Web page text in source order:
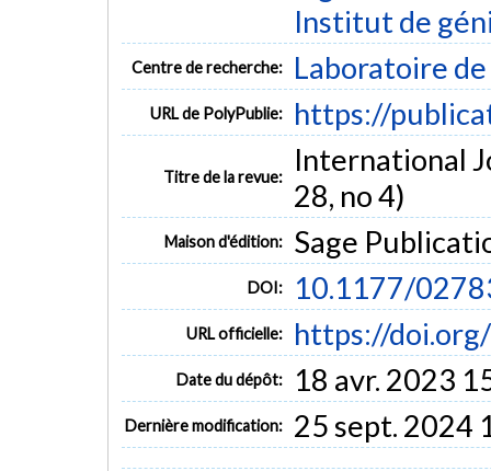
Institut de
Centre de recherche: Laboratoire
URL de PolyPublie: https://
Titre de la revue:
International
28, no 4)
Maison d'édition: Sage
DOI: 10.1177/
URL officielle: https://
Date du dépôt: 18 avr. 2023
Dernière modification: 25 sept. 2024